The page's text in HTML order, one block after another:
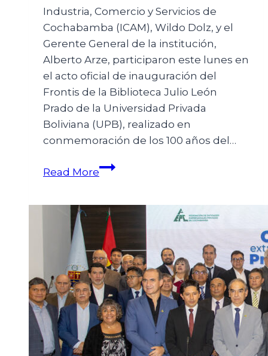
Industria, Comercio y Servicios de
Cochabamba (ICAM), Wildo Dolz, y el
Gerente General de la institución,
Alberto Arze, participaron este lunes en
el acto oficial de inauguración del
Frontis de la Biblioteca Julio León
Prado de la Universidad Privada
Boliviana (UPB), realizado en
conmemoración de los 100 años del…
Read More